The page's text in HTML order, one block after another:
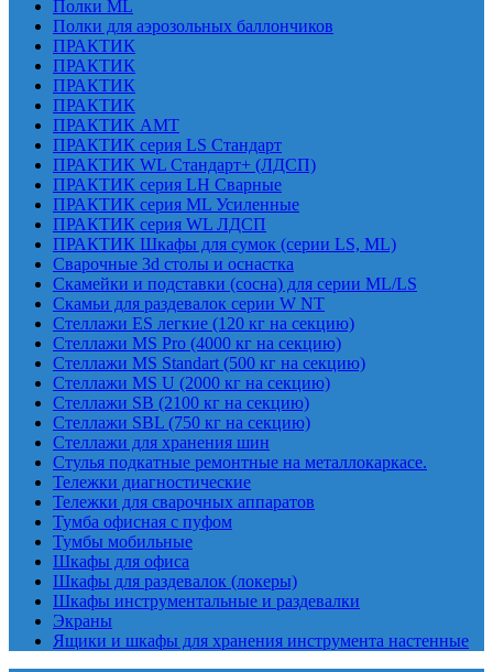
Полки ML
Полки для аэрозольных баллончиков
ПРАКТИК
ПРАКТИК
ПРАКТИК
ПРАКТИК
ПРАКТИК AMT
ПРАКТИК cерия LS Стандарт
ПРАКТИК WL Стандарт+ (ЛДСП)
ПРАКТИК серия LH Сварные
ПРАКТИК серия ML Усиленные
ПРАКТИК серия WL ЛДСП
ПРАКТИК Шкафы для сумок (серии LS, ML)
Сварочные 3d столы и оснастка
Скамейки и подставки (сосна) для серии ML/LS
Скамьи для раздевалок серии W NT
Стеллажи ES легкие (120 кг на секцию)
Стеллажи MS Pro (4000 кг на секцию)
Стеллажи MS Standart (500 кг на секцию)
Стеллажи MS U (2000 кг на секцию)
Стеллажи SB (2100 кг на секцию)
Стеллажи SBL (750 кг на секцию)
Стеллажи для хранения шин
Стулья подкатные ремонтные на металлокаркасе.
Тележки диагностические
Тележки для сварочных аппаратов
Тумба офисная с пуфом
Тумбы мобильные
Шкафы для офиса
Шкафы для раздевалок (локеры)
Шкафы инструментальные и раздевалки
Экраны
Ящики и шкафы для хранения инструмента настенные